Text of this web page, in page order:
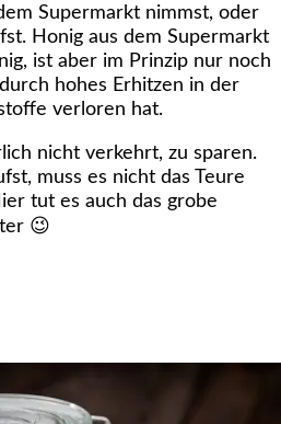
Supermarkt nimmst, oder
Honig aus dem Supermarkt
ist aber im Prinzip nur noch
hohes Erhitzen in der
verloren hat.
nicht verkehrt, zu sparen.
muss es nicht das Teure
tut es auch das grobe
😉